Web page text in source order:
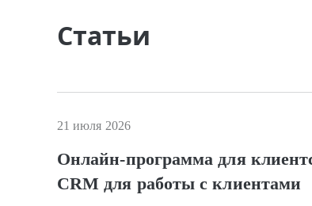
Статьи
21 июля 2026
Онлайн-программа для
CRM для работы с клиентами